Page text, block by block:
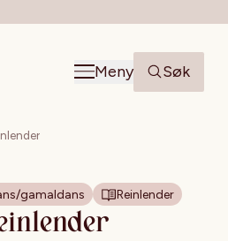
Meny
Søk
gamaldans Reinlender